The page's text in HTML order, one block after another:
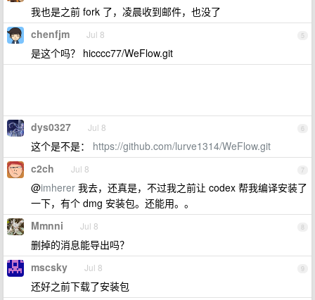
我也是之前 fork 了，凌晨收到邮件，也没了
5
chenfjm Jul 8
是这个吗？ hicccc77/WeFlow.git
6
dys0327 Jul 8
这个是不是： https://github.com/lurve1314/WeFlow.git
7
c2ch Jul 8
@imherer 我去，还真是，不过我之前让 codex 帮我编译安装了
一下，有个 dmg 安装包。还能用。。
8
Mmnni Jul 8
删掉的消息能导出吗？
9
mscsky Jul 8
还好之前下载了安装包